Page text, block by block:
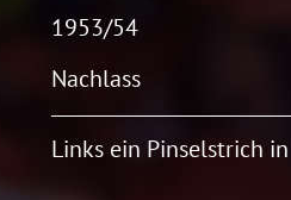
1953/54
Nachlass
Links ein Pinselstrich